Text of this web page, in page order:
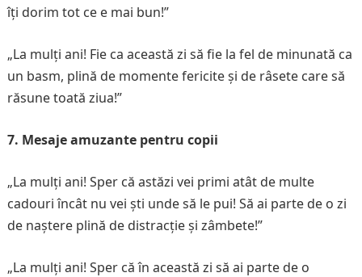
îți dorim tot ce e mai bun!”
„La mulți ani! Fie ca această zi să fie la fel de minunată ca
un basm, plină de momente fericite și de râsete care să
răsune toată ziua!”
7. Mesaje amuzante pentru copii
„La mulți ani! Sper că astăzi vei primi atât de multe
cadouri încât nu vei ști unde să le pui! Să ai parte de o zi
de naștere plină de distracție și zâmbete!”
„La mulți ani! Sper că în această zi să ai parte de o